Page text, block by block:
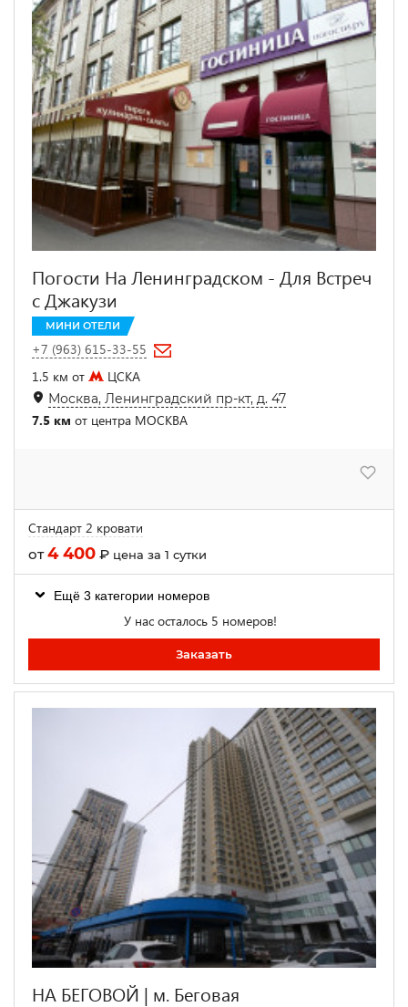
Погости На Ленинградском - Для Встреч
с Джакузи
МИНИ ОТЕЛИ
+7 (963) 615-33-55
1.5 км от
ЦСКА
Москва, Ленинградский пр-кт, д. 47
7.5 км от центра МОСКВА
Стандарт 2 кровати
от4 400 ₽ цена за 1 сутки
Ещё 3 категории номеров
У нас осталось 5 номеров!
Заказать
НА БЕГОВОЙ | м. Беговая